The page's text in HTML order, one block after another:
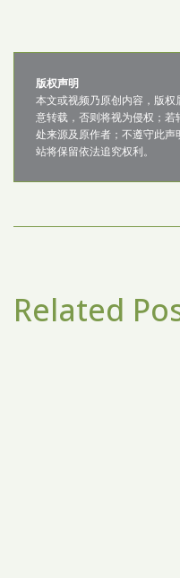
版权声明
本文或视频乃原创内容，版
意转载，否则将视为侵权；
处来源及原作者；不遵守此
站将保留依法追究权利。
Related